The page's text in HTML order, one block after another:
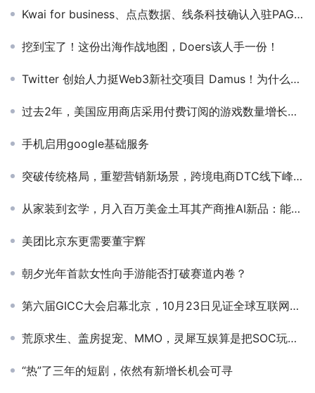
Kwai for business、点点数据、线条科技确认入驻PAGC 2024 | 第四届全球产品与增长展会！
挖到宝了！这份出海作战地图，Doers该人手一份！
Twitter 创始人力挺Web3新社交项目 Damus！为什么突然爆火？
过去2年，美国应用商店采用付费订阅的游戏数量增长两倍
手机启用google基础服务
突破传统格局，重塑营销新场景，跨境电商DTC线下峰会圆满落幕
从家装到玄学，月入百万美金土耳其产商推AI新品：能画“命定之人”还能聊天
美团比京东更需要董宇辉
朝夕光年首款女性向手游能否打破赛道内卷？
第六届GICC大会启幕北京，10月23日见证全球互联网出海新篇
荒原求生、盖房捉宠、MMO，灵犀互娱算是把SOC玩明白了
“热”了三年的短剧，依然有新增长机会可寻